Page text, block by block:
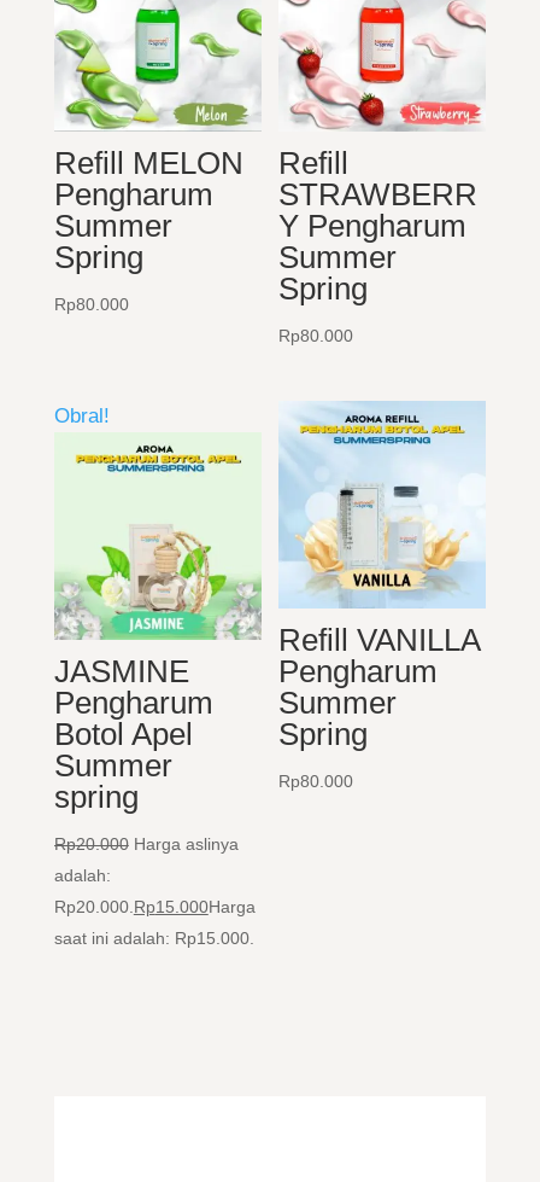
Refill MELON
Pengharum
Summer
Spring
Rp80.000
Refill
STRAWBERR
Y Pengharum
Summer
Spring
Rp80.000
Obral!
JASMINE
Pengharum
Botol Apel
Summer
spring
Rp20.000 Harga aslinya
adalah:
Rp20.000. Rp15.000Harga
saat ini adalah: Rp15.000.
Refill VANILLA
Pengharum
Summer
Spring
Rp80.000